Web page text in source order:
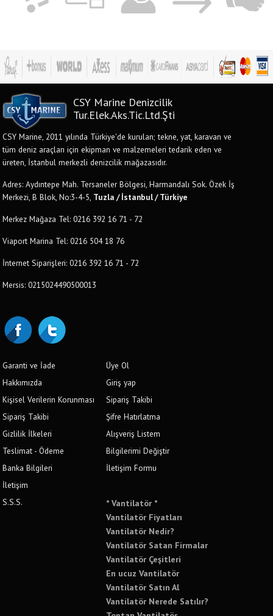
CSY Marine Denizcilik
Tur.Elek.Aks.Tic.Ltd.Şti
CSY Marine, 2011 yılında Türkiye'de kurulan; tekne, yat, karavan ve
tüm deniz araçları için ekipman ve malzemeleri tedarik eden ve
üreten, İstanbul merkezli denizcilik mağazasıdır.
Adres: Aydıntepe Mah. Tersaneler Bölgesi, Harmandalı Sok. Özek İş
Merkezi, B Blok, No:3-4-5, Tuzla / İstanbul / Türkiye
Merkez Mağaza Tel: 0216 392 16 71 - 72
Viaport Marina Tel: 0216 504 18 76
İnternet Siparişleri: 0216 392 16 71 - 72
Mersis: 0215024490500013
Garanti ve İade
Hakkımızda
Kişisel Verilerin Korunması
Sipariş Takibi
Gizlilik İlkeleri
Teslimat - Ödeme
Banka Bilgileri
İletişim
S.S.S.
Üye Ol
Giriş yap
Sipariş Takibi
Şifre Hatırlatma
Alışveriş Listem
Bilgilerimi Değiştir
İletişim Formu
* Vantilatör *
Vantilatör Fiyatları
Vantilatör Nedir?
Vantilatör Satan Firmalar
Vantilatör Çeşitleri
En ucuz Vantilatör
Vantilatör Satın Al
Vantilatör Nerede Satılır?